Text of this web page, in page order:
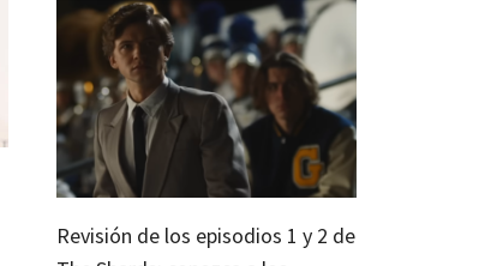
Revisión de los episodios 1 y 2 de